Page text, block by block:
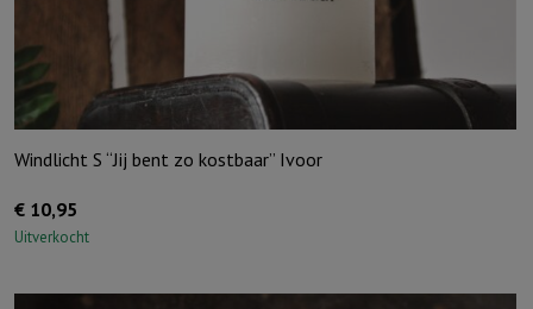
Windlicht S “Jij bent zo kostbaar” Ivoor
€ 10,95
Uitverkocht